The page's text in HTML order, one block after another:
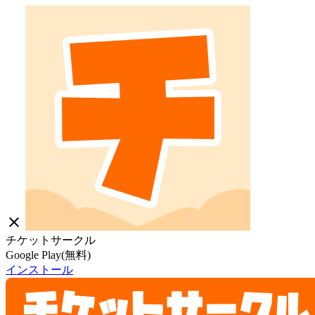
close
チケットサークル
Google Play(無料)
インストール